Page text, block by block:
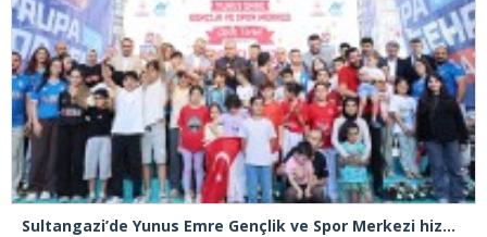
Sultangazi’de Yunus Emre Gençlik ve Spor Merkezi hizmete açıldı